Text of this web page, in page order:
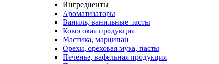
Ингредиенты
Ароматизаторы
Ваниль, ванильные пасты
Кокосовая продукция
Мастика, марципан
Орехи, ореховая мука, пасты
Печенье, вафельная продукция